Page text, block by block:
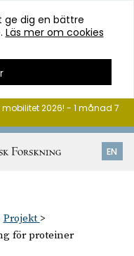
ge dig en bättre
Läs mer om cookies
EN
2026! - 1 månad 7
Projekt
för proteiner